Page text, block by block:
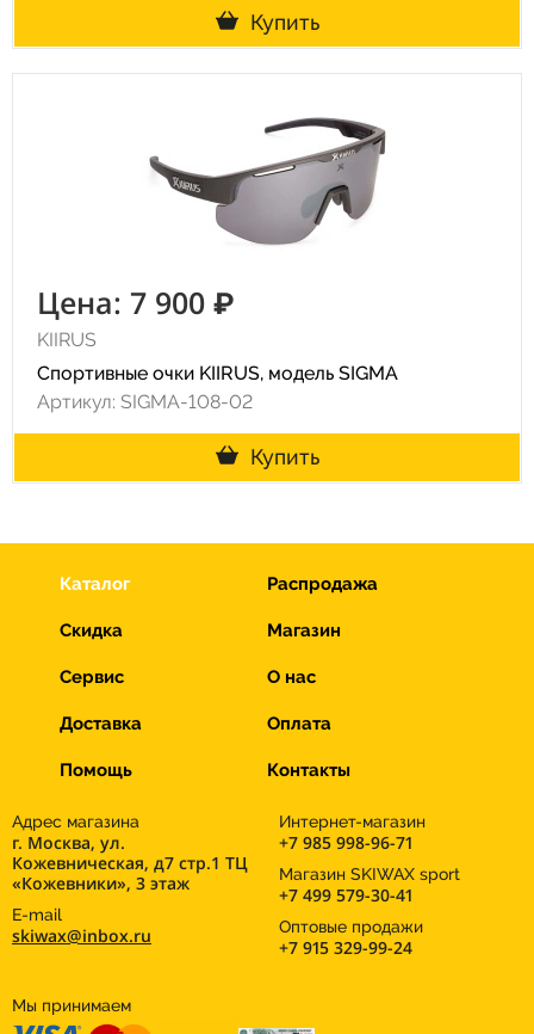
Купить
Цена: 7 900 ₽
KIIRUS
Спортивные очки KIIRUS, модель SIGMA
Артикул: SIGMA-108-02
Купить
Каталог Распродажа
Скидка Магазин
Сервис О нас
Доставка Оплата
Помощь Контакты
Адрес магазина
г. Москва, ул.
Кожевническая, д7 стр.1 ТЦ
«Кожевники», 3 этаж
E-mail
skiwax@inbox.ru
Интернет-магазин
+7 985 998-96-71
Магазин SKIWAX sport
+7 499 579-30-41
Оптовые продажи
+7 915 329-99-24
Мы принимаем